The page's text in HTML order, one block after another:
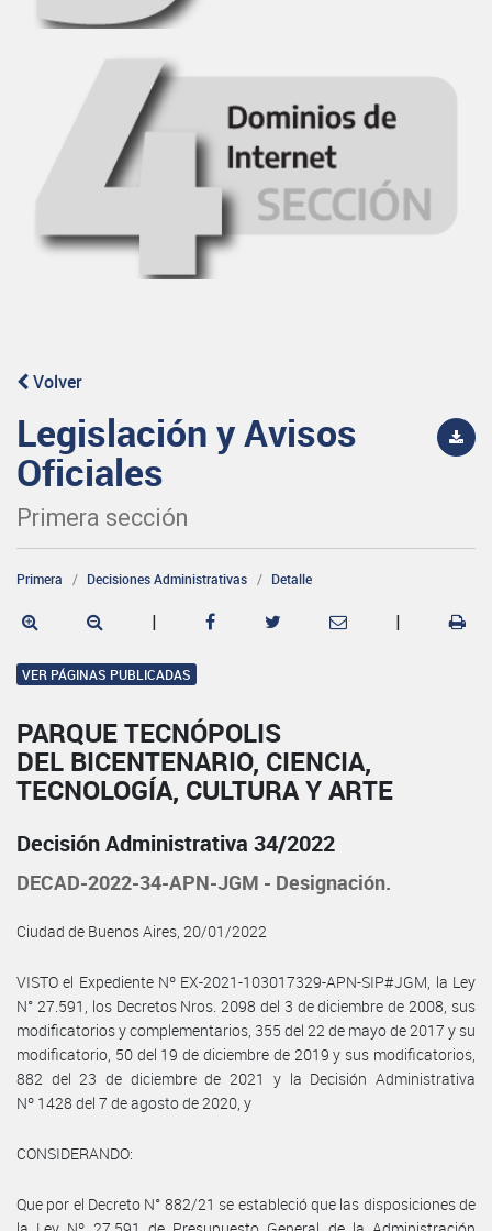
Volver
Legislación y Avisos
Oficiales
Primera sección
Primera Decisiones Administrativas Detalle
| |
VER PÁGINAS PUBLICADAS
PARQUE TECNÓPOLIS
DEL BICENTENARIO, CIENCIA,
TECNOLOGÍA, CULTURA Y ARTE
Decisión Administrativa 34/2022
DECAD-2022-34-APN-JGM - Designación.
Ciudad de Buenos Aires, 20/01/2022
VISTO el Expediente Nº EX-2021-103017329-APN-SIP#JGM, la Ley
N° 27.591, los Decretos Nros. 2098 del 3 de diciembre de 2008, sus
modificatorios y complementarios, 355 del 22 de mayo de 2017 y su
modificatorio, 50 del 19 de diciembre de 2019 y sus modificatorios,
882 del 23 de diciembre de 2021 y la Decisión Administrativa
Nº 1428 del 7 de agosto de 2020, y
CONSIDERANDO:
Que por el Decreto N° 882/21 se estableció que las disposiciones de